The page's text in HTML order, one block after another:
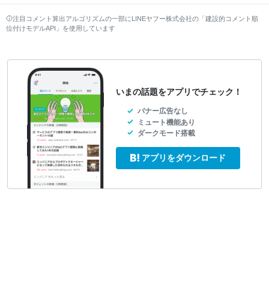
注目コメント算出アルゴリズムの一部にLINEヤフー株式会社の「建設的コメント順
位付けモデルAPI」を使用しています
いまの話題をアプリでチェック！
バナー広告なし
ミュート機能あり
ダークモード搭載
アプリをダウンロード